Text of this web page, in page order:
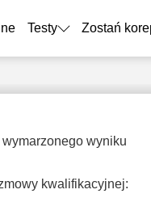
Testy Zostań
wyniku
kwalifikacyjnej: